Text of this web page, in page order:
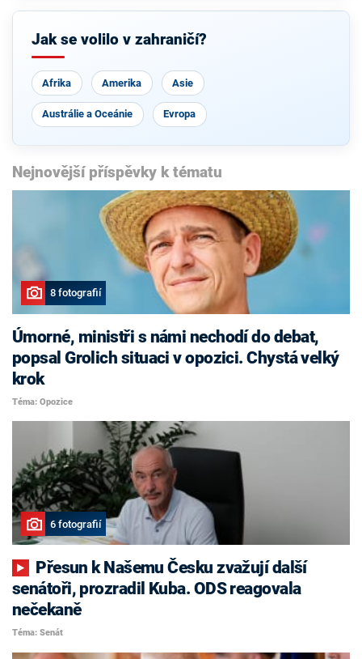
Jak se volilo v zahraničí?
Afrika Amerika Asie
Austrálie a Oceánie Evropa
Nejnovější příspěvky k tématu
8 fotografií
Úmorné, ministři s námi nechodí do debat,
popsal Grolich situaci v opozici. Chystá velký
krok
Téma: Opozice
6 fotografií
senátoři, prozradil Kuba. ODS reagovala
nečekaně
Téma: Senát